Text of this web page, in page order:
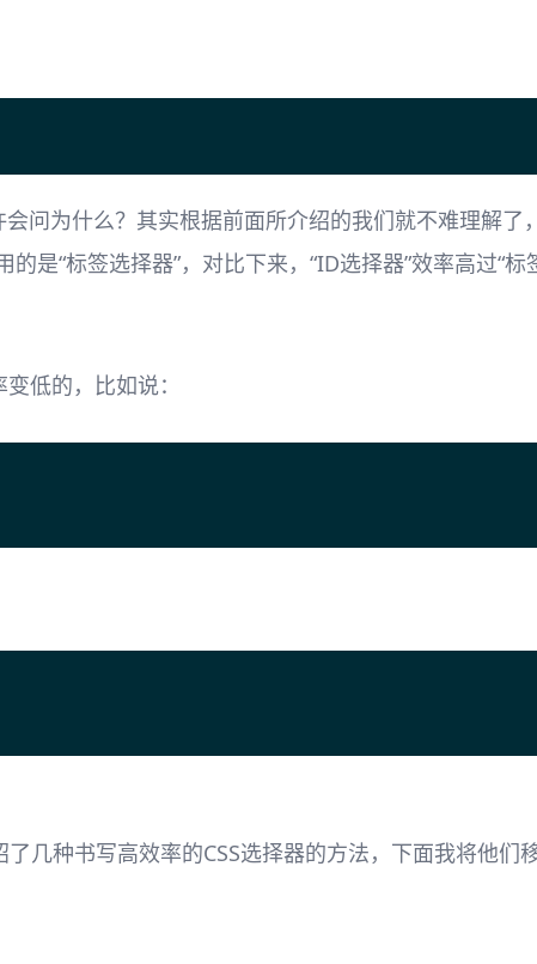
问为什么？其实根据前面所介绍的我们就不难理解了
的是“标签选择器”，对比下来，“ID选择器”效率高过“
低的，比如说：
了几种书写高效率的CSS选择器的方法，下面我将他们